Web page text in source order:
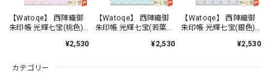
カテゴリー
初めて注文しました。 早速 届きました。 ありがとうござ
います。 日本伝統 西陣金襴の御朱印帳✨ 黒地に金銀糸の 龍
虎デザイン豪華で美しい✨ 緑地の御朱印帳が欲しかったので
すが 残念。黒地も最高😀
【Watoqe】 西陣織御
朱印帳 光輝七宝(桃色)
¥2,530
【Watoqe】 西陣織御
朱印帳 光輝七宝(若葉
¥2,530
【Watoqe】 西陣織御
朱印帳 光輝七宝(銀色)
¥2,530